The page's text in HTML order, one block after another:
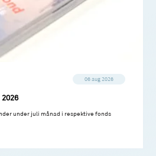
06 aug 2026
under juli månad i respektive fonds